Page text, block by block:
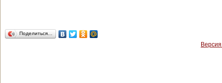
Поделиться…